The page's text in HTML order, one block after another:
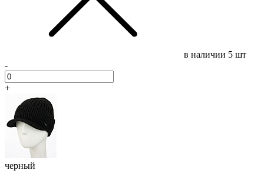
в наличии 5 шт
-
+
черный